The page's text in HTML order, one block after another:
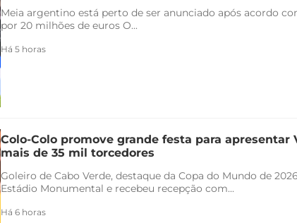
Meia argentino está perto de ser anunciado após acordo
por 20 milhões de euros O...
Há 5 horas
Colo-Colo promove grande festa para apresentar
mais de 35 mil torcedores
Goleiro de Cabo Verde, destaque da Copa do Mundo de
Estádio Monumental e recebeu recepção com...
Há 6 horas